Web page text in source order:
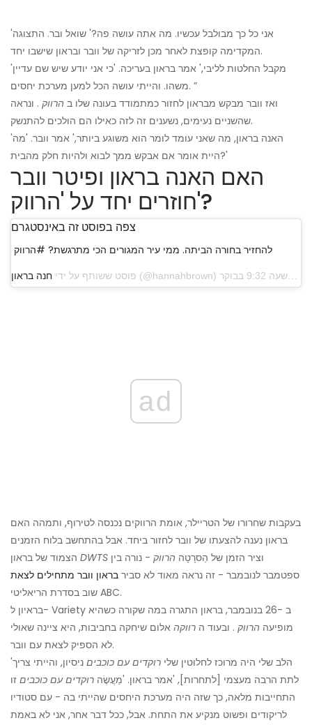
'אני כל כך מבולבל עכשיו. מה אתה עושה פה?' שואל ובר. התצוגה
המקדימה קופצת לאחר מכן לזריקה של וובר ובראון שישבו יחד.
'מקבל החלטות לליבי,' אמר בראון בעריכה. 'כי אני יודע שיש שם עדיין
משהו. והייתי עושה הכל למען מערכת יחסים. ”
ואז וובר מבקש מבראון לחזור כמתמודד בעונה שלו ב הרווק . ונראה
שהשניים נעימים, נשענים זה לזה כאילו הם הולכים להתנשק.
'האנה בראון, מה שאני עומד לומר הוא משוגע ביותר,' אמר וובר. 'מה
היית אומר אם אבקש ממך לבוא ולהיות חלק מהבית?'
האם האנה בראון ופיטר וובר
חוזרים יחד על 'הרווק'?
צפה בפוסט זה באינסטגרם
להחזיר בחורה הביתה. ממי עיר המגורים הכי מתרגשת? #הרווק
פוסט ששותף על ידי חנה בראון
ad
בעקבות שחרורו של הטריילר, אומת הרווקים נכנסה לטירוף, ותמהה האם
בראון נענה להצעתו של וובר לחזור ביחד. אבל בהתחשב בלוח הזמנים
DWTS וציר הזמן של הַסרָטָה הרווק - נורה בין
ספטמבר לנובמבר - זה נראה מאוד לא סביר בראון וובר מתחילים לצאת
שוב בסדרת הריאליטי ABC.
בראיון ל- Variety ב -26 בנובמבר, בראון התגרה במה שקורה כשהיא
מופיעה הרווק . ובעוד ה רווקה אלום שיחקה בחביבות, היא ציינה שאולי
לא הספיק לצאת עם וובר.
'הלב שלי היה מרוכז לחלוטין שלי רוקדים עם כוכבים ניסיון, והייתי צריך
לתת הרבה מעצמי [לתחרות], 'אמר בראון. 'מַעֲשֶׂה רוקדים עם כוכבים זו
התחייבות מלאה, כך שזה היה מערכת היחסים שהייתי בה - עם סטודיו
לריקודים ופשוט מנקיע את התחת. אבל, ככל דבר אחר, אני לא באמת